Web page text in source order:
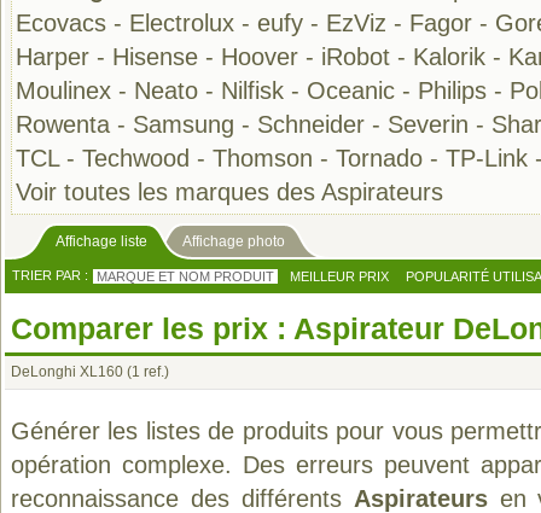
Ecovacs - Electrolux - eufy - EzViz - Fagor -
Harper - Hisense - Hoover - iRobot - Kalorik -
Moulinex - Neato - Nilfisk - Oceanic - Philips -
Rowenta - Samsung - Schneider - Severin -
TCL- Techwood - Thomson - Tornado - TP-Link
Voir toutes les marques des Aspirateurs
Affichage liste Affichage photo
TRIER PAR : MARQUE ET NOM PRODUIT MEILLEUR PRIX POPULARITÉ
Comparer les prix : Aspirateur
DeLonghi XL160 (1 ref.)
Générer les listes de produits pour vous
opération complexe. Des erreurs peuvent
reconnaissance des différents Aspirateursen